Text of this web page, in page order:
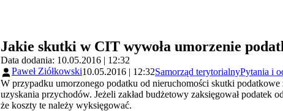
Jakie skutki w CIT wywoła umorzenie
Data dodania: 10.05.2016 | 12:32
Paweł Ziółkowski10.05.2016 | 12:32Samorząd terytorialnyPytania i
W przypadku umorzonego podatku od nieruchomości skutki
uzyskania przychodów. Jeżeli zakład budżetowy zaksięgował podatek
że koszty te należy wyksięgować.